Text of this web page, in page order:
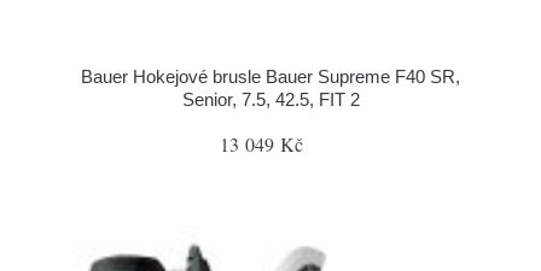
Bauer Hokejové brusle Bauer Supreme F40 SR,
Senior, 7.5, 42.5, FIT 2
13 049 Kč